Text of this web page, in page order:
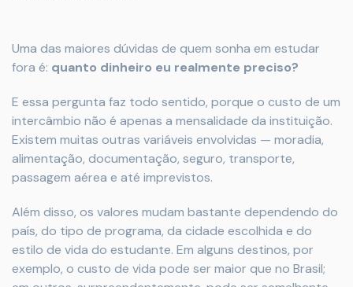
Uma das maiores dúvidas de quem sonha em estudar
fora é: quanto dinheiro eu realmente preciso?
E essa pergunta faz todo sentido, porque o custo de um
intercâmbio não é apenas a mensalidade da instituição.
Existem muitas outras variáveis envolvidas — moradia,
alimentação, documentação, seguro, transporte,
passagem aérea e até imprevistos.
Além disso, os valores mudam bastante dependendo do
país, do tipo de programa, da cidade escolhida e do
estilo de vida do estudante. Em alguns destinos, por
exemplo, o custo de vida pode ser maior que no Brasil;